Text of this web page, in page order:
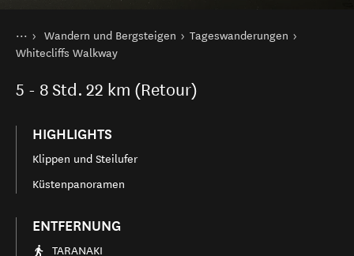
Sie sind hier
Startseite
Aktivitäten
Wandern und Bergsteigen
Tageswanderungen
Whitecliffs Walkway
5 - 8Std. 22 km (Retour)
HIGHLIGHTS
Klippen und Steilufer
Küstenpanoramen
ENTFERNUNG
TARANAKI